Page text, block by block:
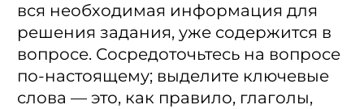
вся необходимая информация для
решения задания, уже содержится в
вопросе. Сосредоточьтесь на вопросе
по-настоящему; выделите ключевые
слова — это, как правило, глаголы,